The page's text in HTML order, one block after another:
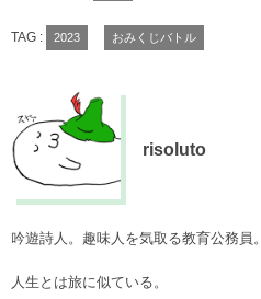
TAG : 2023 おみくじバトル
risoluto
吟遊詩人。趣味人を気取る教育公務員。
人生とは旅に似ている。